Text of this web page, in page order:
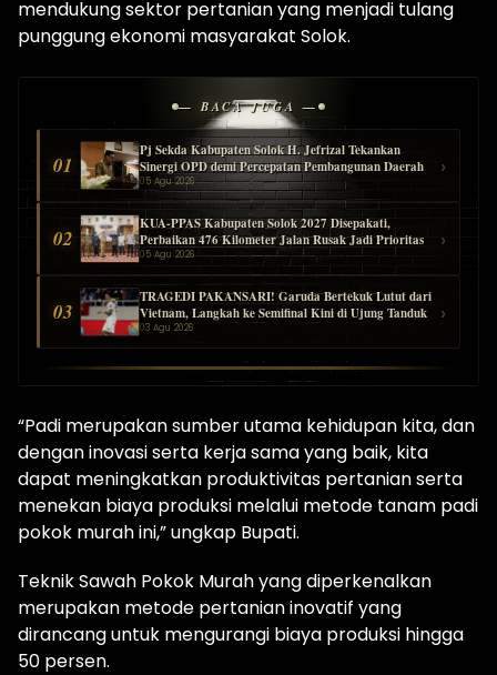
mendukung sektor pertanian yang menjadi tulang
punggung ekonomi masyarakat Solok.
— BACA JUGA —
01
Pj Sekda Kabupaten Solok H. Jefrizal Tekankan
Sinergi OPD demi Percepatan Pembangunan Daerah
05 Agu 2026
›
02
KUA-PPAS Kabupaten Solok 2027 Disepakati,
Perbaikan 476 Kilometer Jalan Rusak Jadi Prioritas
05 Agu 2026
›
03
TRAGEDI PAKANSARI! Garuda Bertekuk Lutut dari
Vietnam, Langkah ke Semifinal Kini di Ujung Tanduk
03 Agu 2026
›
“Padi merupakan sumber utama kehidupan kita, dan
dengan inovasi serta kerja sama yang baik, kita
dapat meningkatkan produktivitas pertanian serta
menekan biaya produksi melalui metode tanam padi
pokok murah ini,” ungkap Bupati.
Teknik Sawah Pokok Murah yang diperkenalkan
merupakan metode pertanian inovatif yang
dirancang untuk mengurangi biaya produksi hingga
50 persen.